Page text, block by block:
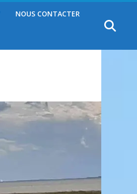
NOUS CONTACTER